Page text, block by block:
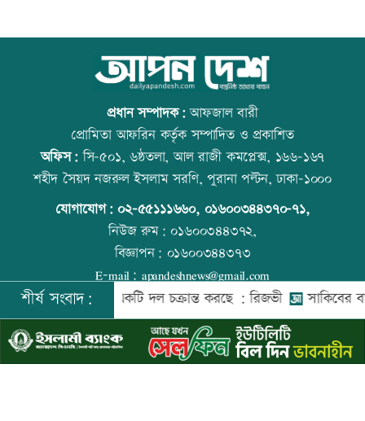
পোলট্রি মুরগির মাংসে মাত্রাতিরিক্ত
অ্যান্টিমাইক্রোবিয়াল
জাতিসংঘে জুলাই গণঅভ্যুত্থান দিবস পালিত
সোনাক্ষীকে কটাক্ষ, ফের বিতর্কের মুখে কঙ্গনা
দুই ঘণ্টায় ৫৪৮ কোটি টাকার লেনদেন
আজ বিশ্ব বন্ধু দিবস
প্রতিমন্ত্রীকে ঘিরে ভাইরাল ভিডিওতে ছবি
জুড়ে অপপ্রচার: এলিন
বিশ্ব মাতৃদুগ্ধ দিবস আজ
কোরআন-হাদিসে নামাজ না পড়ার শাস্তি
প্রধান সম্পাদক:আফজাল বারী
প্রোমিতা আফরিন কর্তৃক সম্পাদিত ও প্রকাশিত
অফিস:সি-৫০১, ৬ষ্ঠতলা, আল রাজী কমপ্লেক্স, ১৬৬-১৬৭
শহীদ সৈয়দ নজরুল ইসলাম সরণি, পুরানা পল্টন, ঢাকা-১০০০
যোগাযোগ: ০২-৫৫১১১৬৬০, ০১৬০০৩৪৪৩৭০-৭১,
নিউজ রুম:০১৬০০৩৪৪৩৭২,
বিজ্ঞাপন: ০১৬০০৩৪৪৩৭৩
E-mail: apandeshnews@gmail.com
©২০২৬ |আপন দেশ ডটকমকর্তৃক সর্বসত্ব ® সংরক্ষিত | উন্নয়নে
ইমিথমেকারস.কম
শীর্ষ সংবাদ:
বিরুদ্ধে একটি দল চক্রান্ত করছে : রিজভী সাকিবের বাড়িতে